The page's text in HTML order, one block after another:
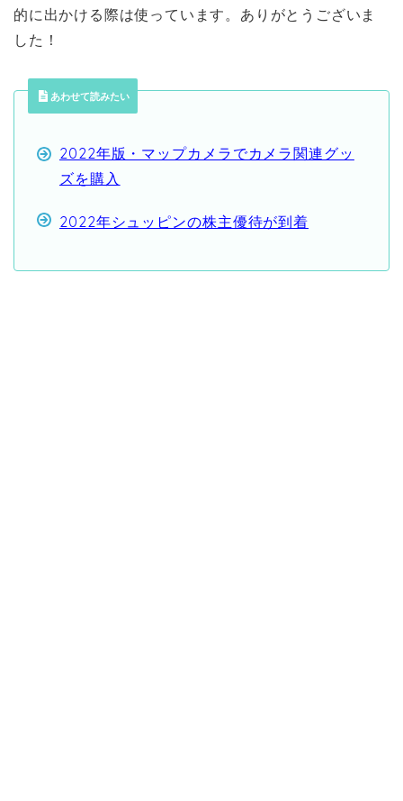
的に出かける際は使っています。ありがとうございま
した！
あわせて読みたい
2022年版・マップカメラでカメラ関連グッ
ズを購入
2022年シュッピンの株主優待が到着